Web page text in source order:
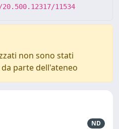
11534
non sono stati
parte dell'ateneo
ND